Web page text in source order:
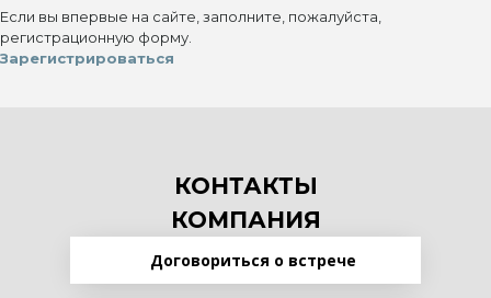
Если вы впервые на сайте, заполните, пожалуйста,
регистрационную форму.
Зарегистрироваться
КОНТАКТЫ
КОМПАНИЯ
Договориться о встрече